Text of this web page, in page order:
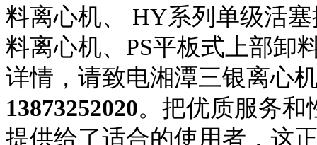
料离心机、 HY系列单级活
料离心机、PS平板式上部卸
详情，请致电湘潭三银离心
13873252020。把优质服务和
提供给了适合的使用者，这